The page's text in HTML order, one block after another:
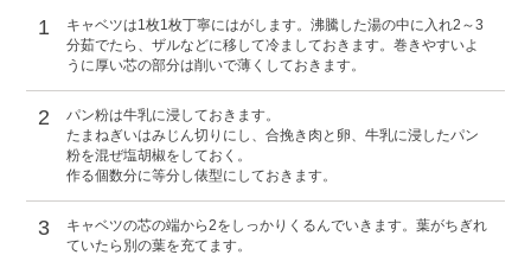
1
キャベツは1枚1枚丁寧にはがします。沸騰した湯の中に入れ2～3
分茹でたら、ザルなどに移して冷ましておきます。巻きやすいよ
うに厚い芯の部分は削いで薄くしておきます。
2
パン粉は牛乳に浸しておきます。
たまねぎいはみじん切りにし、合挽き肉と卵、牛乳に浸したパン
粉を混ぜ塩胡椒をしておく。
作る個数分に等分し俵型にしておきます。
3
キャベツの芯の端から2をしっかりくるんでいきます。葉がちぎれ
ていたら別の葉を充てます。